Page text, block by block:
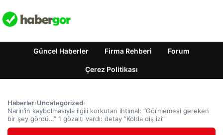
Güncel Haberler Firma Rehberi Forum
Çerez Politikası
Haberler›Uncategorized›
Narin’in kaybolmasıyla ilgili korkutan ihtimal: “Görmemesi gereken
bir şey gördü…” 1 gözaltı vardı: detay “Kolda diş izi”